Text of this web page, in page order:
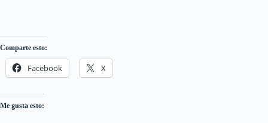
Comparte esto:
Facebook X
Me gusta esto: